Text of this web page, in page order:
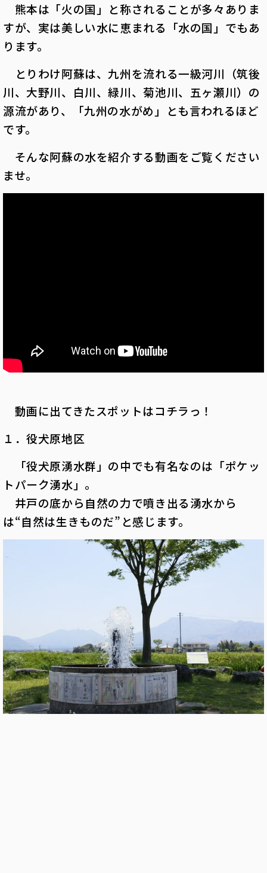
熊本は「火の国」と称されることが多々ありま
すが、実は美しい水に恵まれる「水の国」でもあ
ります。
とりわけ阿蘇は、九州を流れる一級河川（筑後
川、大野川、白川、緑川、菊池川、五ヶ瀬川）の
源流があり、「九州の水がめ」とも言われるほど
です。
そんな阿蘇の水を紹介する動画をご覧ください
ませ。
動画に出てきたスポットはコチラっ！
１．役犬原地区
「役犬原湧水群」の中でも有名なのは「ポケッ
トパーク湧水」。
井戸の底から自然の力で噴き出る湧水から
は“自然は生きものだ”と感じます。